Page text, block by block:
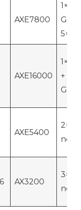
AXE7800
1×2,5
G +
5×1 G
AXE16000
1×10
+
G
AXE5400
2×1
AX3200
3×1